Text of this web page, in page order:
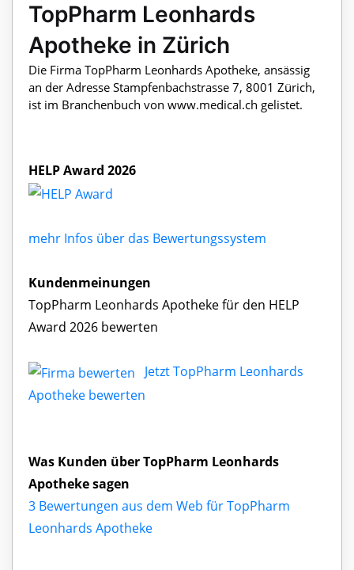
TopPharm Leonhards
Apotheke in Zürich
Die Firma TopPharm Leonhards Apotheke, ansässig
an der Adresse Stampfenbachstrasse 7, 8001 Zürich,
ist im Branchenbuch von www.medical.ch gelistet.
HELP Award 2026
mehr Infos über das Bewertungssystem
Kundenmeinungen
TopPharm Leonhards Apotheke für den HELP
Award 2026 bewerten
Jetzt TopPharm Leonhards
Apotheke bewerten
Was Kunden über TopPharm Leonhards
Apotheke sagen
3 Bewertungen aus dem Web für TopPharm
Leonhards Apotheke